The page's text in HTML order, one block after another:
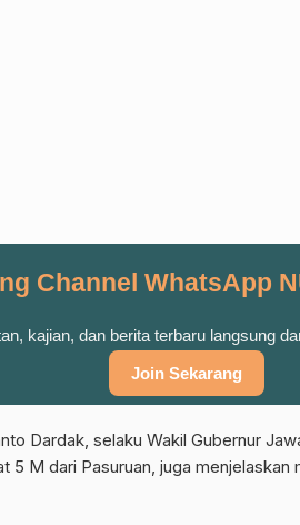
Channel WhatsApp
kajian, dan berita terbaru langsung
Join Sekarang
Dardak, selaku Wakil Gubernur
5 M dari Pasuruan, juga menjelaskan